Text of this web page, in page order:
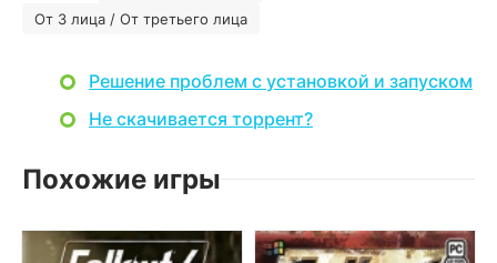
От 3 лица / От третьего лица
Решение проблем с установкой и запуском
Не скачивается торрент?
Похожие игры